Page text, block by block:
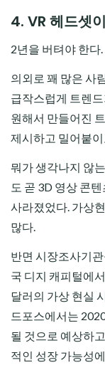
4. VR 헤드셋
2년을 버텨야 한다.
의외로 꽤 많은 사
급작스럽게 트렌
원해서 만들어진
제시하고 밀어붙
뭐가 생각나지 않
도 곧 3D 영상 콘
사라졌었다. 가상
많다.
반면 시장조사기
국 디지 캐피털에
달러의 가상 현실
드포스에서는
될 것으로 예상하
적인 성장 가능성